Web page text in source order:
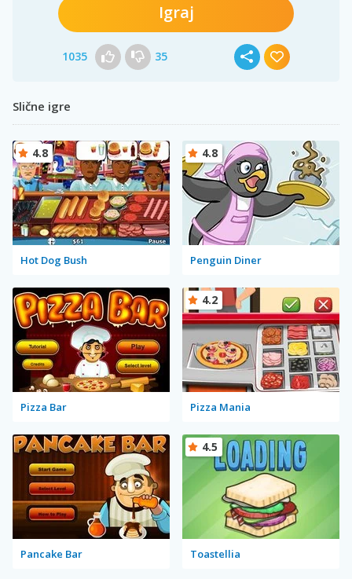
Igraj
1035 35
Slične igre
Hot Dog Bush
4.8
Penguin Diner
4.8
Pizza Bar Pizza Mania
4.2
Pancake Bar Toastellia
4.5